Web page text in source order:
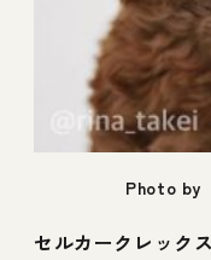
Photo by
セルカークレック